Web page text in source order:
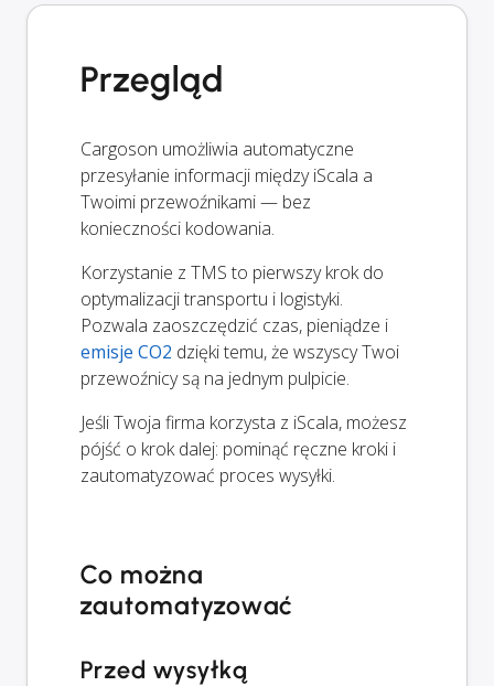
Przegląd
Cargoson umożliwia automatyczne
przesyłanie informacji między iScala a
Twoimi przewoźnikami — bez
konieczności kodowania.
Korzystanie z TMS to pierwszy krok do
optymalizacji transportu i logistyki.
Pozwala zaoszczędzić czas, pieniądze i
emisje CO2 dzięki temu, że wszyscy Twoi
przewoźnicy są na jednym pulpicie.
Jeśli Twoja firma korzysta z iScala, możesz
pójść o krok dalej: pominąć ręczne kroki i
zautomatyzować proces wysyłki.
Co można
zautomatyzować
Przed wysyłką